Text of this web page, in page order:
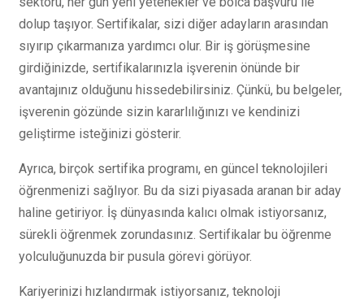
dolup taşıyor. Sertifikalar, sizi diğer adayların arasından
sıyırıp çıkarmanıza yardımcı olur. Bir iş görüşmesine
girdiğinizde, sertifikalarınızla işverenin önünde bir
avantajınız olduğunu hissedebilirsiniz. Çünkü, bu belgeler,
işverenin gözünde sizin kararlılığınızı ve kendinizi
geliştirme isteğinizi gösterir.
Ayrıca, birçok sertifika programı, en güncel teknolojileri
öğrenmenizi sağlıyor. Bu da sizi piyasada aranan bir aday
haline getiriyor. İş dünyasında kalıcı olmak istiyorsanız,
sürekli öğrenmek zorundasınız. Sertifikalar bu öğrenme
yolculuğunuzda bir pusula görevi görüyor.
Kariyerinizi hızlandırmak istiyorsanız, teknoloji